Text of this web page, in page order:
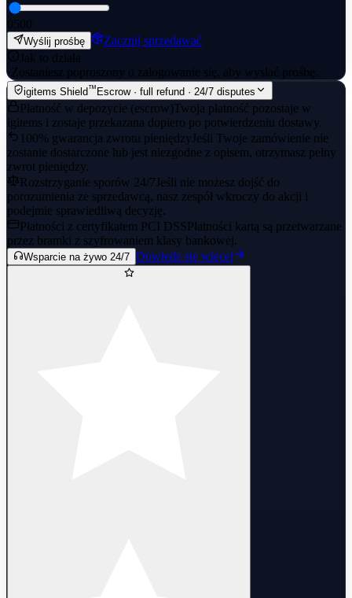
0500
Wyślij prośbę
Zacznij sprzedawać
Jak to działa
· Zostaniesz poproszony o zalogowanie się, aby wysłać prośbę.
igitems Shield™Escrow · full refund · 24/7 disputes
Płatność w depozycie (escrow)Twoja płatność pozostaje w
igitems i zostaje przekazana dopiero po potwierdzeniu dostawy.
100% gwarancja zwrotu pieniędzy Jeśli Twoje zamówienie nie
zostanie dostarczone lub jest niezgodne z opisem, otrzymasz pełny
zwrot pieniędzy.
Rozstrzyganie sporów 24/7 Jeśli nie możesz dojść do
porozumienia ze sprzedawcą, nasz zespół wkroczy do akcji i
podejmie sprawiedliwą decyzję.
Płatności z certyfikatem PCI DSSPłatności kartą są przetwarzane
przez bramki z szyfrowaniem klasy bankowej.
Wsparcie na żywo 24/7 Dowiedz się więcej